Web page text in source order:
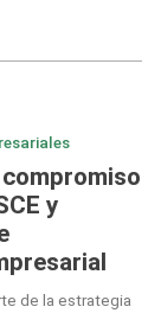
y
de la estrategia